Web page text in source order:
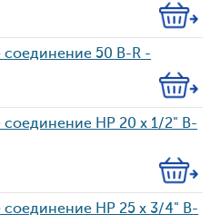
Кол-
во
50 B-R -
Кол-
во
соединение HP 20 х 1/2" B-
Кол-
во
HP 25 х 3/4" B-